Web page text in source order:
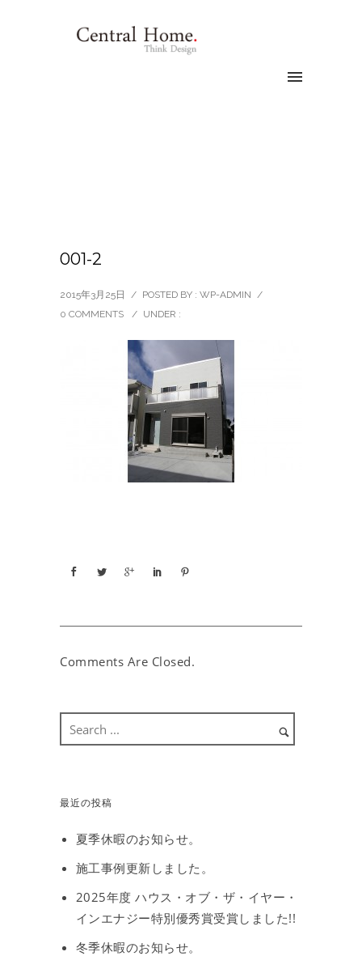
001-2
2015年3月25日 / POSTED BY : WP-ADMIN /
0 COMMENTS
/ UNDER :
Comments Are Closed.
最近の投稿
夏季休暇のお知らせ。
施工事例更新しました。
2025年度 ハウス・オブ・ザ・イヤー・
インエナジー特別優秀賞受賞しました!!
冬季休暇のお知らせ。